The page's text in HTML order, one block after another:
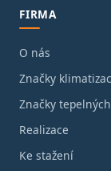
FIRMA
O nás
Značky
Značky
Realizace
Ke stažení